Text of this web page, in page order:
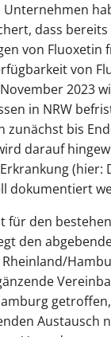
dass
von Fluoxetin
von
2023
in NRW
zunächst bis
darauf
(hier:
dokumentiert
für den
den
Austausch